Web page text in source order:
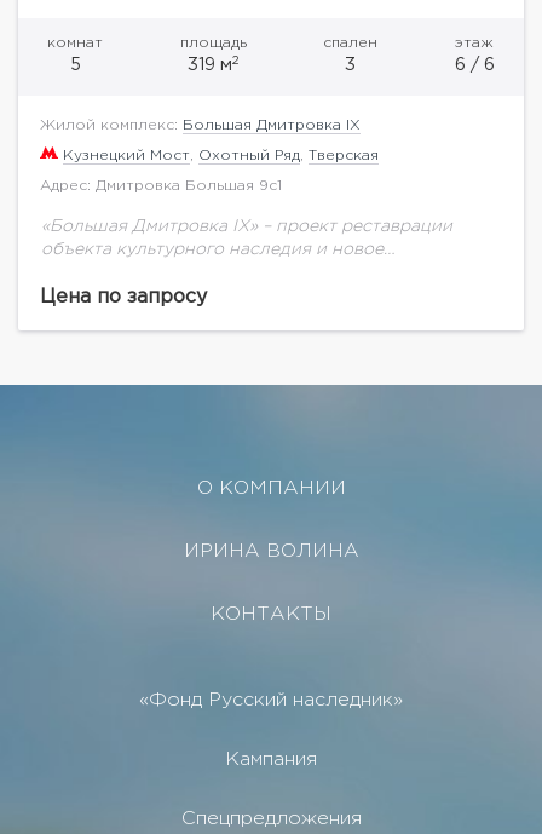
комнат
5
площадь
319 м2
спален
3
этаж
6 / 6
Жилой комплекс: Большая Дмитровка IX
Кузнецкий Мост Охотный Ряд Тверская
Адрес: Дмитровка Большая 9с1
«Большая Дмитровка IX» – проект реставрации
объекта культурного наследия и новое
территории расположены особняки с
Цена по запросу
О КОМПАНИИ
ИРИНА ВОЛИНА
КОНТАКТЫ
«Фонд Русский наследник»
Кампания
Спецпредложения